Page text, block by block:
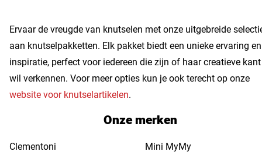
Ervaar de vreugde van knutselen met onze uitgebreide
aan knutselpakketten. Elk pakket biedt een unieke ervaring en
inspiratie, perfect voor iedereen die zijn of haar creatieve kant
wil verkennen. Voor meer opties kun je ook terecht op onze
website voor knutselartikelen.
Onze merken
Clementoni
Mini MyMy